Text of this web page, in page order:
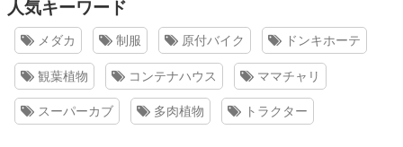
人気キーワード
メダカ 制服 原付バイク ドンキホーテ
観葉植物 コンテナハウス ママチャリ
スーパーカブ 多肉植物 トラクター